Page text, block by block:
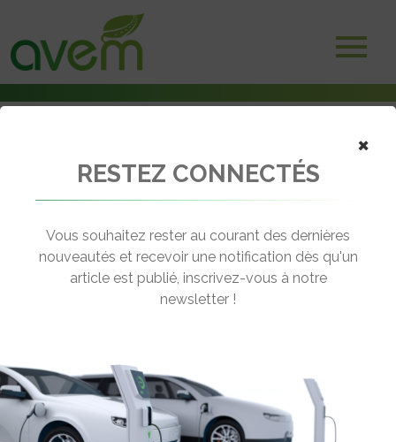
Kolektivolt : simplifier l’accès à la recharge partagée en habitat
← Revenir aux actualités
KOLEKTIVOLT : SIMPLIFIER L’ACCÈS À
LA RECHARGE PARTAGÉE EN
HABITAT COLLECTIF
×
RESTEZ CONNECTÉS
Vous souhaitez rester au courant des dernières
nouveautés et recevoir une notification dès qu'un
article est publié, inscrivez-vous à notre
newsletter !